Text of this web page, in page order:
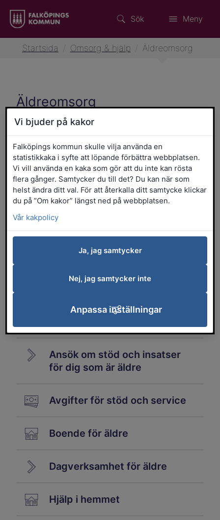
Sök Meny
Startsida Omsorg & hjälp Äldreomsorg
Äldreomsorg
Vård- och omsorgscollege
Matsedlar äldreomsorgen
Sankt Olofsgatan 11
Bergsliden 1
Ansök om färdtjänst och
Ansök om stöd och insatser
för dig som är äldre
Avgifter för stöd och service
Boende för äldre
Dagverksamhet för äldre
Hjälp i hemmet
Vi bjuder på kakor
Falköpings kommun skulle vilja använda en
statistikkaka i syfte att löpande förbättra webbplatsen.
Vi vill använda en kaka som gör att du inte kan rösta
flera gånger. Samtycker du till det? Du kan när som
helst ändra ditt val. För att återkalla ditt samtycke klickar
du på ”Om kakor” längst ned på webbplatsen.
Vår kakpolicy
Ja, jag samtycker
Nej, jag samtycker inte
Anpassa inställningar